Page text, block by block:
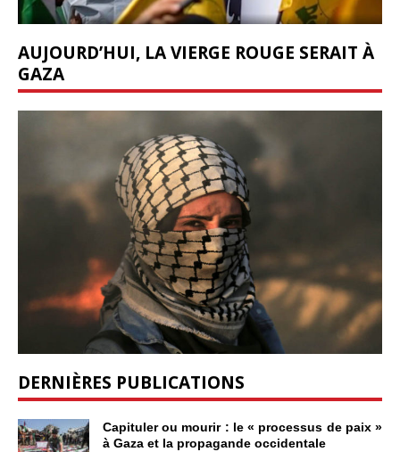
AUJOURD’HUI, LA VIERGE ROUGE SERAIT À
GAZA
DERNIÈRES PUBLICATIONS
Capituler ou mourir : le « processus de paix »
à Gaza et la propagande occidentale